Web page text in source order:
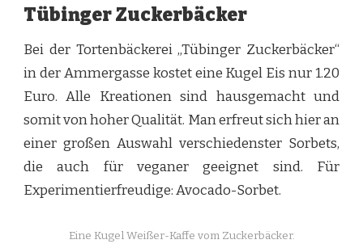
Tübinger Zuckerbäcker
Bei der Tortenbäckerei „Tübinger Zuckerbäcker“
in der Ammergasse kostet eine Kugel Eis nur 1.20
Euro. Alle Kreationen sind hausgemacht und
somit von hoher Qualität. Man erfreut sich hier an
einer großen Auswahl verschiedenster Sorbets,
die auch für veganer geeignet sind. Für
Experimentierfreudige: Avocado-Sorbet.
Eine Kugel Weißer-Kaffe vom Zuckerbäcker.